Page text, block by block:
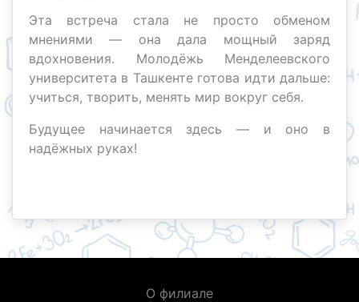
Эта встреча стала не просто обменом
мнениями — она дала мощный заряд
вдохновения. Молодёжь Менделеевского
университета в Ташкенте готова идти дальше:
учиться, творить, менять мир вокруг себя.
Будущее начинается здесь — и оно в
надёжных руках!
О филиале